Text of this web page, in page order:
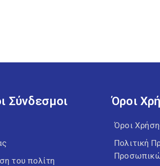
Σύνδεσμοι
του πολίτη
Όροι
Όροι
Πολιτική